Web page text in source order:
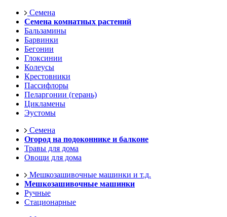
Семена
Семена комнатных растений
Бальзамины
Барвинки
Бегонии
Глоксинии
Колеусы
Крестовники
Пассифлоры
Пеларгонии (герань)
Цикламены
Эустомы
Семена
Огород на подоконнике и балконе
Травы для дома
Овощи для дома
Мешкозашивочные машинки и т.д.
Мешкозашивочные машинки
Ручные
Стационарные